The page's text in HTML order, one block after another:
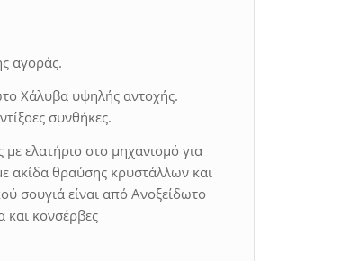
αγοράς.
Χάλυβα υψηλής αντοχής.
συνθήκες.
ελατήριο στο μηχανισμό για
ακίδα θραύσης κρυστάλλων και
σουγιά είναι από Ανοξείδωτο
και κονσέρβες